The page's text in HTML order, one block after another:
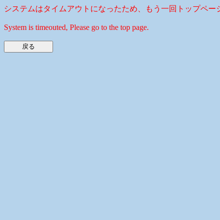
システムはタイムアウトになったため、もう一回トップペー
System is timeouted, Please go to the top page.